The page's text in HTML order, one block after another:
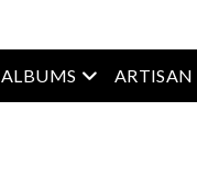
ALBUMS open menu
ARTISAN